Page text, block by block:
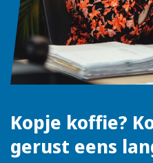
Kopje koffie?
gerust eens